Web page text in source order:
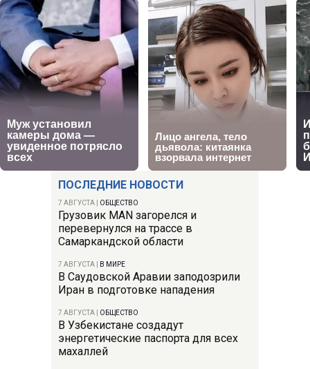
ПОСЛЕДНИЕ НОВОСТИ
7 АВГУСТА ОБЩЕСТВО
Грузовик MAN загорелся и
перевернулся на трассе в
Самаркандской области
7 АВГУСТА В МИРЕ
В Саудовской Аравии заподозрили
Иран в подготовке нападения
7 АВГУСТА ОБЩЕСТВО
В Узбекистане создадут
энергетические паспорта для всех
махаллей